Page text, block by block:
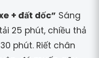
+ đất dốc” Sáng
25 phút, chiều thả
phút. Riết chân